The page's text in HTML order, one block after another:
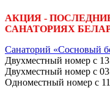
АКЦИЯ -
САНАТОРИЯХ
Санаторий «Сосновый
Двухместный номер с
Двухместный номер с
Одноместный номер с